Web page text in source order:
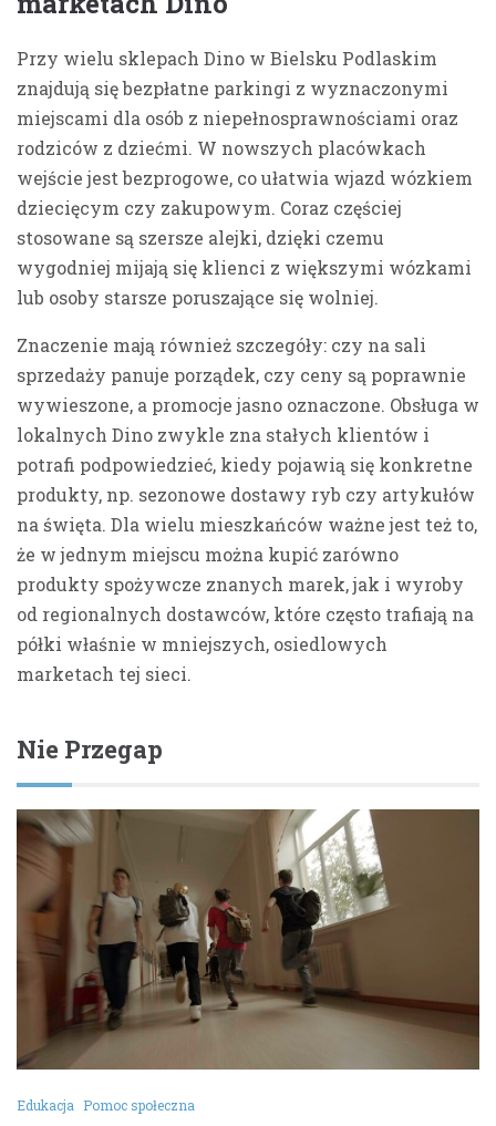
Przy wielu sklepach Dino w Bielsku Podlaskim
znajdują się bezpłatne parkingi z wyznaczonymi
miejscami dla osób z niepełnosprawnościami oraz
rodziców z dziećmi. W nowszych placówkach
wejście jest bezprogowe, co ułatwia wjazd wózkiem
dziecięcym czy zakupowym. Coraz częściej
stosowane są szersze alejki, dzięki czemu
wygodniej mijają się klienci z większymi wózkami
lub osoby starsze poruszające się wolniej.
Znaczenie mają również szczegóły: czy na sali
sprzedaży panuje porządek, czy ceny są poprawnie
wywieszone, a promocje jasno oznaczone. Obsługa w
lokalnych Dino zwykle zna stałych klientów i
potrafi podpowiedzieć, kiedy pojawią się konkretne
produkty, np. sezonowe dostawy ryb czy artykułów
na święta. Dla wielu mieszkańców ważne jest też to,
że w jednym miejscu można kupić zarówno
produkty spożywcze znanych marek, jak i wyroby
od regionalnych dostawców, które często trafiają na
półki właśnie w mniejszych, osiedlowych
marketach tej sieci.
Nie Przegap
Edukacja Pomoc społeczna